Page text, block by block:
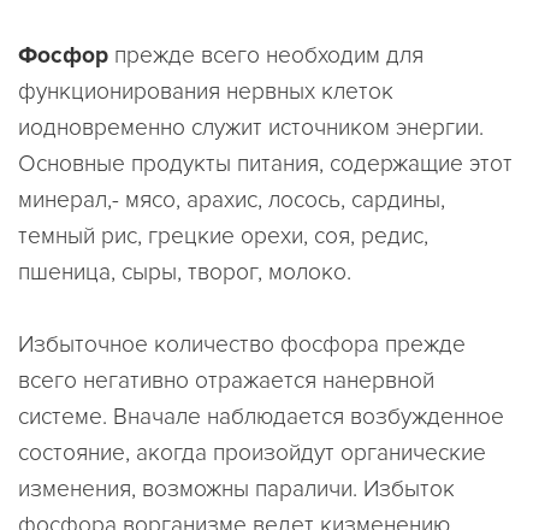
Фосфор прежде всего необходим для
функционирования нервных клеток
иодновременно служит источником энергии.
Основные продукты питания, содержащие этот
минерал,- мясо, арахис, лосось, сардины,
темный рис, грецкие орехи, соя, редис,
пшеница, сыры, творог, молоко.
Избыточное количество фосфора прежде
всего негативно отражается нанервной
системе. Вначале наблюдается возбужденное
состояние, акогда произойдут органические
изменения, возможны параличи. Избыток